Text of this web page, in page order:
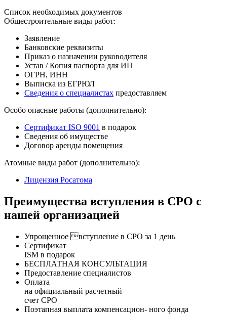
Список необходимых документов
Общестроительные виды работ:
Заявление
Банковские реквизиты
Приказ о назначении руководителя
Устав / Копия паспорта для ИП
ОГРН, ИНН
Выписка из ЕГРЮЛ
Сведения о специалистах предоставляем
Особо опасные работы (дополнительно):
Сертификат ISO 9001 в подарок
Сведения об имуществе
Договор аренды помещения
Атомные виды работ (дополнительно):
Лицензия Росатома
Преимущества вступления в СРО с
нашей организацией
Упрощенное вступление в СРО за 1 день
Сертификат
ISM в подарок
БЕСПЛАТНАЯ КОНСУЛЬТАЦИЯ
Предоставление специалистов
Оплата
на официальный расчетный
счет СРО
Поэтапная выплата компенсацион- ного фонда